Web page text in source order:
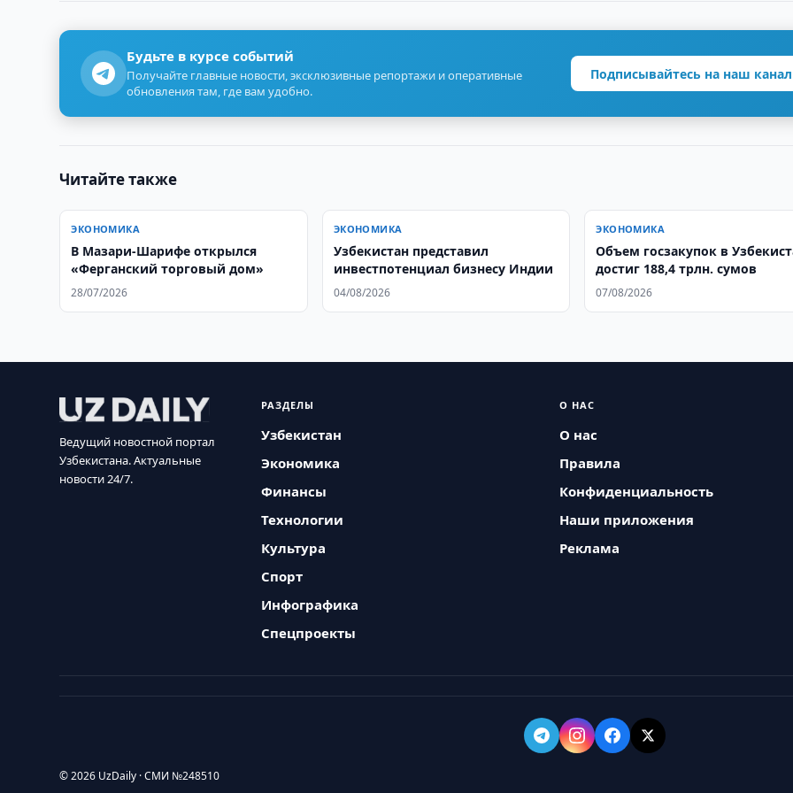
Будьте в курсе событий
Получайте главные новости, эксклюзивные репортажи и оперативные
обновления там, где вам удобно.
Подписывайтесь на наш канал
Читайте также
ЭКОНОМИКА
В Мазари-Шарифе открылся
«Ферганский торговый дом»
28/07/2026
ЭКОНОМИКА
Узбекистан представил
инвестпотенциал бизнесу Индии
04/08/2026
ЭКОНОМИКА
​​​​​​​Объем госзакупок в
достиг 188,4 трлн. сумов
07/08/2026
Ведущий новостной портал
Узбекистана. Актуальные
новости 24/7.
РАЗДЕЛЫ
Узбекистан
Экономика
Финансы
Технологии
Культура
Спорт
Инфографика
Спецпроекты
О НАС
О нас
Правила
Конфиденциальность
Наши приложения
Реклама
© 2026 UzDaily · СМИ №248510